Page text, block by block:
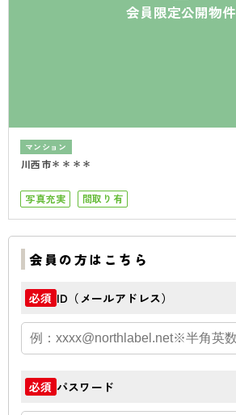
会員限定公開物件
マンション
川西市＊＊＊＊
写真充実 間取り有
会員の方はこちら
必須 ID（メールアドレス）
必須 パスワード